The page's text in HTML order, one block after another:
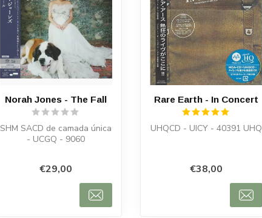
Norah Jones - The Fall
SHM SACD de camada única
- UCGQ - 9060
€29,00
Rare Earth - In Concert
UHQCD - UICY - 40391 UHQ
€38,00